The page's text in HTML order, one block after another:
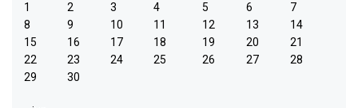
1
2 3 4 5 6
7
8
9 10 11 12 13
14
15
16 17 18 19 20
21
22
23 24 25 26 27
28
29
30